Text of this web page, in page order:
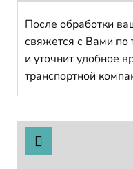
После обработки
свяжется с Вами по
и уточнит удобное
транспортной